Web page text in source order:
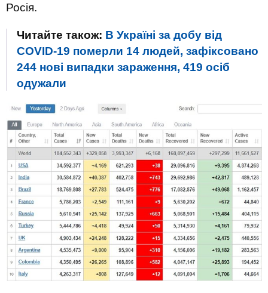
Росія.
Читайте також: В Україні за добу від
COVID-19 померли 14 людей, зафіксовано
244 нові випадки зараження, 419 осіб
одужали